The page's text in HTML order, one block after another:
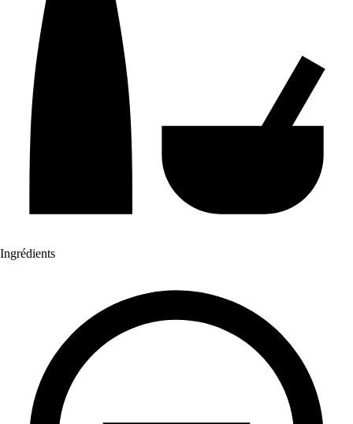
Ingrédients